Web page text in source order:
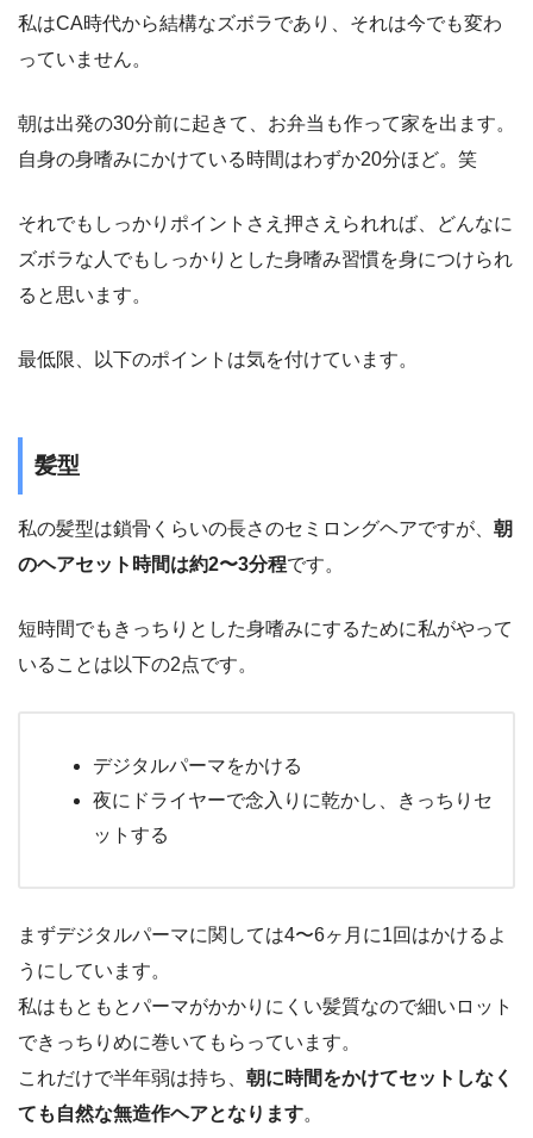
私はCA時代から結構なズボラであり、それは今でも変わ
っていません。
朝は出発の30分前に起きて、お弁当も作って家を出ます。
自身の身嗜みにかけている時間はわずか20分ほど。笑
それでもしっかりポイントさえ押さえられれば、どんなに
ズボラな人でもしっかりとした身嗜み習慣を身につけられ
ると思います。
最低限、以下のポイントは気を付けています。
髪型
私の髪型は鎖骨くらいの長さのセミロングヘアですが、 朝
のヘアセット時間は約2〜3分程です。
短時間でもきっちりとした身嗜みにするために私がやって
いることは以下の2点です。
デジタルパーマをかける
夜にドライヤーで念入りに乾かし、きっちりセ
ットする
まずデジタルパーマに関しては4〜6ヶ月に1回はかけるよ
うにしています。
私はもともとパーマがかかりにくい髪質なので細いロット
できっちりめに巻いてもらっています。
これだけで半年弱は持ち、 朝に時間をかけてセットしなく
ても自然な無造作ヘアとなります。